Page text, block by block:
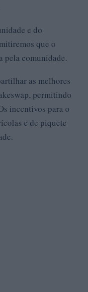
e do
que o
pela comunidade.
as melhores
permitindo
incentivos para o
e de piquete